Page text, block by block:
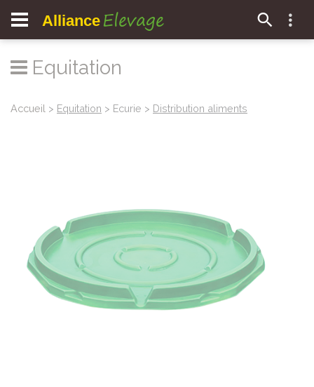
Alliance Elevage
Equitation
Accueil > Equitation > Ecurie > Distribution aliments